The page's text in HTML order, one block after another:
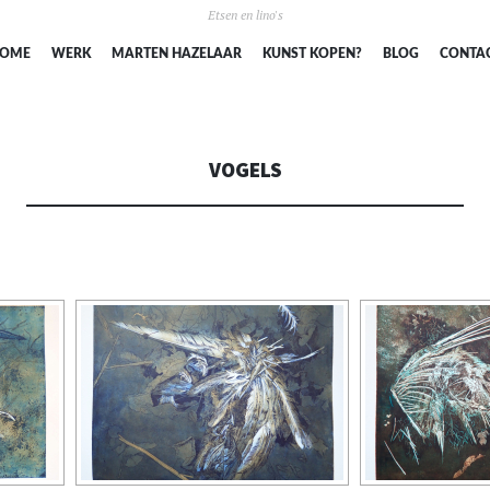
Etsen en lino's
SPRING
WERK MARTEN HAZELAAR KUNST KOPEN? BLOG
VOGELS